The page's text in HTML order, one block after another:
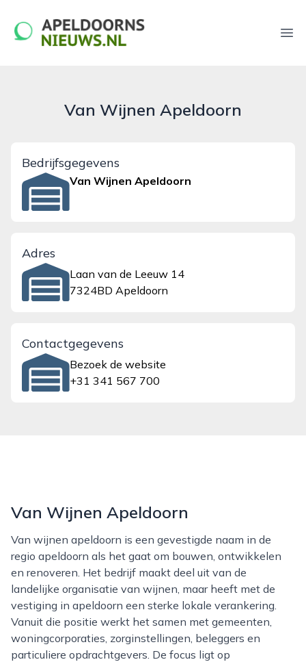
apeldoornsnieuws.nl
Van Wijnen Apeldoorn
Bedrijfsgegevens
Van Wijnen Apeldoorn
Adres
Laan van de Leeuw 14
7324BD Apeldoorn
Contactgegevens
Bezoek de website
+31 341 567 700
Van Wijnen Apeldoorn
Van wijnen apeldoorn is een gevestigde naam in de
regio apeldoorn als het gaat om bouwen, ontwikkelen
en renoveren. Het bedrijf maakt deel uit van de
landelijke organisatie van wijnen, maar heeft met de
vestiging in apeldoorn een sterke lokale verankering.
Vanuit die positie werkt het samen met gemeenten,
woningcorporaties, zorginstellingen, beleggers en
particuliere opdrachtgevers. De focus ligt op